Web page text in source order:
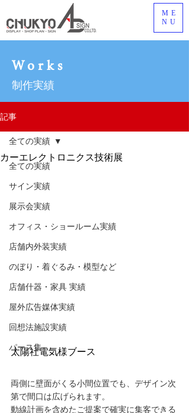
ME
NU
制作実績
Works
記事
全ての実績
サイン実績
展示会実績
オフィス・ショールーム実績
店舗内外装実績
のぼり・着ぐるみ・模型など
店舗什器・家具 実績
屋外広告媒体実績
回想法施設実績
パース集
全ての実績
カーエレクトロニクス技術展
太陽社電気様ブース
両側に壁面がくる小間位置でも、デザイン次
第で間口は広げられます。
動線計画を含めたご提案で確実に集客できる